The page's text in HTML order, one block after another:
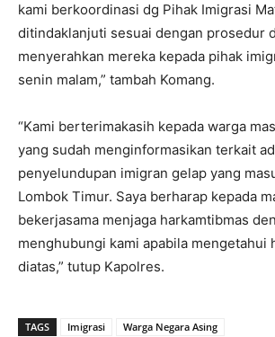
kami berkoordinasi dg Pihak Imigrasi
ditindaklanjuti sesuai dengan prosedur
menyerahkan mereka kepada pihak
senin malam,” tambah Komang.
“Kami berterimakasih kepada warga
yang sudah menginformasikan terkait
penyelundupan imigran gelap yang
Lombok Timur. Saya berharap kepada
bekerjasama menjaga harkamtibmas
menghubungi kami apabila mengetahui
diatas,” tutup Kapolres.
TAGS Imigrasi Warga Negara Asing